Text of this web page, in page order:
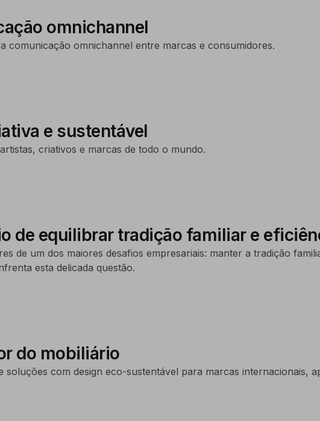
omnichannel
omnichannel entre marcas e consumidores.
e sustentável
criativos e marcas de todo o mundo.
de equilibrar tradição familiar e
de um dos maiores desafios empresariais: manter a tradição
esta delicada questão.
do mobiliário
com design eco-sustentável para marcas internacionais,